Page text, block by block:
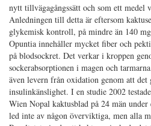
nytt tillvägagångssätt och som ett medel
Anledningen till detta är eftersom
glykemisk kontroll, på mindre än 140
Opuntia innehåller mycket fiber och
på blodsockret. Det verkar i kroppen
sockerabsorptionen i magen och
även levern från oxidation genom att det
insulinkänslighet. I en studie 2002
Wien Nopal kaktusblad på 24 män
led inte av någon överviktiga, men alla